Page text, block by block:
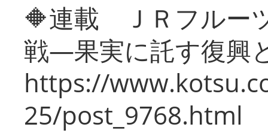
🔶連載 ＪＲフルー
戦―果実に託す復興
https://
25/post_9768.html